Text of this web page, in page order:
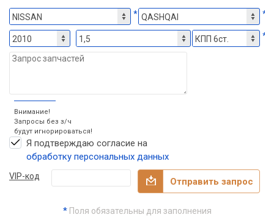
* *
*
Внимание!
Запросы без з/ч
будут игнорироваться!
Я подтверждаю согласие на
обработку персональных данных
VIP-код Отправить запрос
*Поля обязательны для заполнения